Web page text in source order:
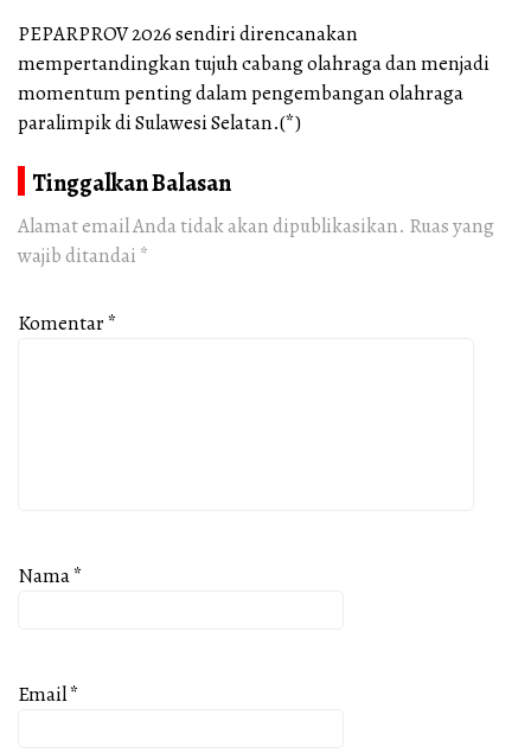
PEPARPROV 2026 sendiri direncanakan
mempertandingkan tujuh cabang olahraga dan menjadi
momentum penting dalam pengembangan olahraga
paralimpik di Sulawesi Selatan.(*)
Tinggalkan Balasan
Alamat email Anda tidak akan dipublikasikan. Ruas yang
wajib ditandai *
Komentar*
Nama*
Email*